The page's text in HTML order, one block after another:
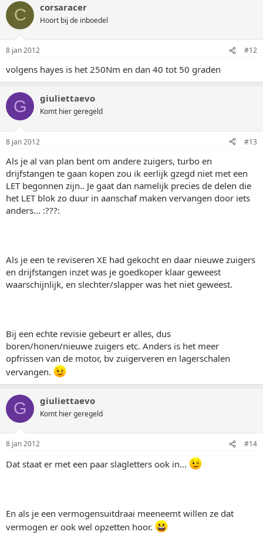
C corsaracer
Hoort bij de inboedel
8 jan 2012 #12
volgens hayes is het 250Nm en dan 40 tot 50 graden
G giuliettaevo
Komt hier geregeld
8 jan 2012 #13
Als je al van plan bent om andere zuigers, turbo en
drijfstangen te gaan kopen zou ik eerlijk gzegd niet met een
LET begonnen zijn.. Je gaat dan namelijk precies de delen die
het LET blok zo duur in aanschaf maken vervangen door iets
anders... :???:
Als je een te reviseren XE had gekocht en daar nieuwe zuigers
en drijfstangen inzet was je goedkoper klaar geweest
waarschijnlijk, en slechter/slapper was het niet geweest.
Bij een echte revisie gebeurt er alles, dus
boren/honen/nieuwe zuigers etc. Anders is het meer
opfrissen van de motor, bv zuigerveren en lagerschalen
vervangen.
G giuliettaevo
Komt hier geregeld
8 jan 2012 #14
Dat staat er met een paar slagletters ook in...
En als je een vermogensuitdraai meeneemt willen ze dat
vermogen er ook wel opzetten hoor.